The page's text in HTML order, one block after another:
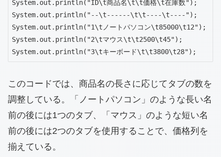
System.out.println("ID\t商品名\t\t価格\t在庫数");
System.out.println("--\t------\t\t----\t----");
System.out.println("1\tノートパソコン\t85000\t12");
System.out.println("2\tマウス\t\t2500\t45");
System.out.println("3\tキーボード\t\t3800\t28");
このコードでは、商品名の長さに応じてタブの数を
調整している。「ノートパソコン」のような長い名
前の後には1つのタブ、「マウス」のような短い名
前の後には2つのタブを使用することで、価格列を
揃えている。